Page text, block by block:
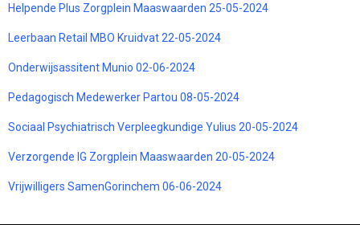
Helpende Plus Zorgplein Maaswaarden 25-05-2024
Leerbaan Retail MBO Kruidvat 22-05-2024
Onderwijsassitent Munio 02-06-2024
Pedagogisch Medewerker Partou 08-05-2024
Sociaal Psychiatrisch Verpleegkundige Yulius 20-05-2024
Verzorgende IG Zorgplein Maaswaarden 20-05-2024
Vrijwilligers SamenGorinchem 06-06-2024